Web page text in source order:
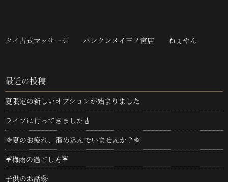
タイ古式マッサージ バンクンメイ三ノ宮店 ねぇやん
最近の投稿
夏限定の新しいオプションが始まりました
ライブに行ってきました🎸
🌞夏のお疲れ、溜め込んでいませんか？🌞
☔梅雨の過ごし方☔
子供のお話❀